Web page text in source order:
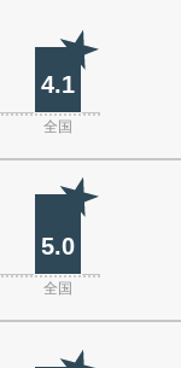
4.1
全国
5.0
全国